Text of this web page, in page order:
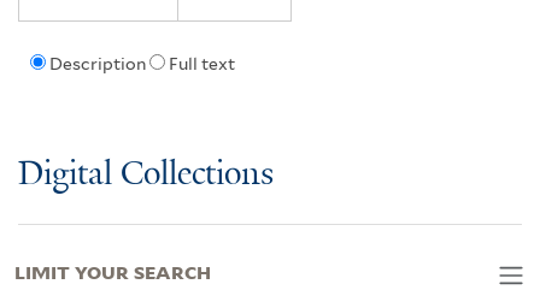
Description Full text
Digital Collections
LIMIT YOUR SEARCH